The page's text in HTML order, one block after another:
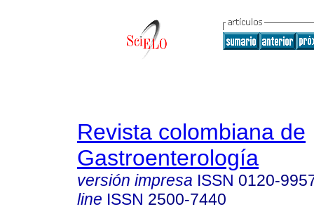
Revista colombiana de
Gastroenterología
versión impresa ISSN 0120-
line ISSN 2500-7440